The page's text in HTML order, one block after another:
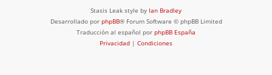
Stasis Leak style by Ian Bradley
Desarrollado por phpBB® Forum Software © phpBB Limited
Traducción al español por phpBB España
Privacidad | Condiciones